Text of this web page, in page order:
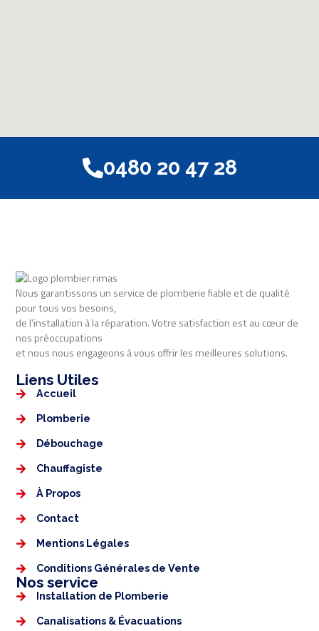
0480 20 47 28
Nous garantissons un service de plomberie fiable et de qualité
pour tous vos besoins,
de l’installation à la réparation. Votre satisfaction est au cœur de
nos préoccupations
et nous nous engageons à vous offrir les meilleures solutions.
Liens Utiles​​
Accueil
Plomberie
Débouchage
Chauffagiste
À Propos
Contact
Mentions Légales​
Conditions Générales de Vente
Nos service
Installation de Plomberie
Canalisations & Évacuations